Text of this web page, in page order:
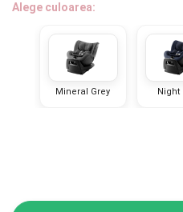
INGRIJIRE PERSONALA
Alege culoarea:
Mineral Grey Night